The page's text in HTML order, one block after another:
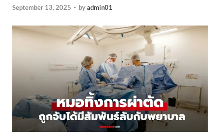
September 13, 2025 - byadmin01